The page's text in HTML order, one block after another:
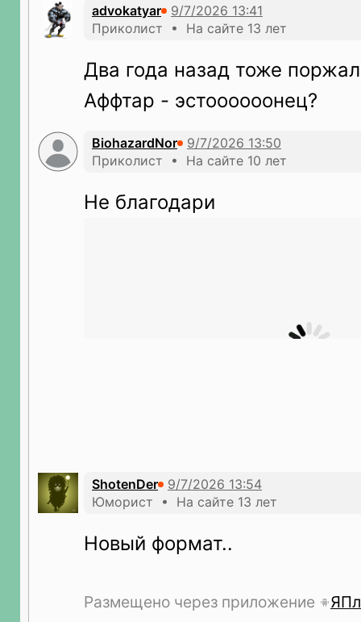
advokatyar
Приколист • На сайте 13 лет
Два года назад тоже поржал
Аффтар - эстоооооонец?
BiohazardNor
Приколист • На сайте 10 лет
Не благодари
ShotenDer
Юморист • На сайте 13 лет
Новый формат..
Размещено через приложение